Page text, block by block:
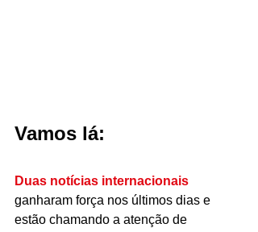
Vamos lá:
Duas notícias internacionais
ganharam força nos últimos dias e
estão chamando a atenção de